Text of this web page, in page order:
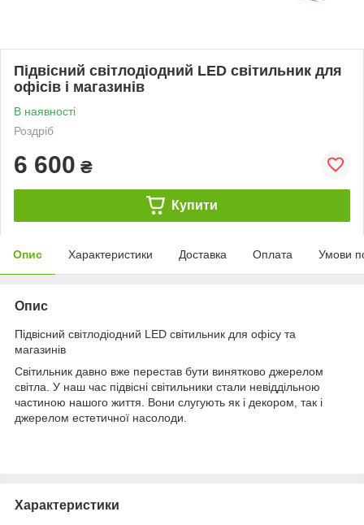
Підвісний світлодіодний LED світильник для
офісів і магазинів
В наявності
Роздріб
6 600 ₴
Купити
Опис Характеристики Доставка Оплата Умови
Опис
Підвісний світлодіодний LED світильник для офісу та
магазинів
Світильник давно вже перестав бути винятково джерелом
світла. У наш час підвісні світильники стали невіддільною
частиною нашого життя. Вони слугують як і декором, так і
джерелом естетичної насолоди.
Характеристики